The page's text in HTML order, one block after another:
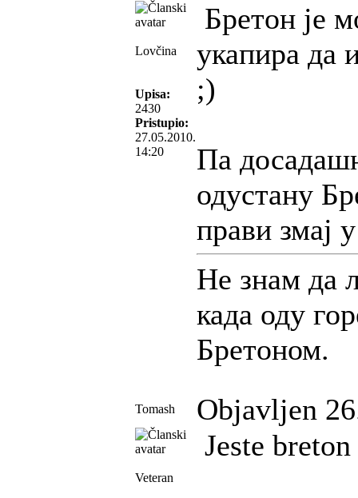
Lovčina
Upisa:
2430
Pristupio:
27.05.2010.
14:20
Бретон је
укапира да
;)
Па
одустану
прави змај
Не знам да
када оду
Бретоном.
Tomash Objavljen
Veteran
Jeste